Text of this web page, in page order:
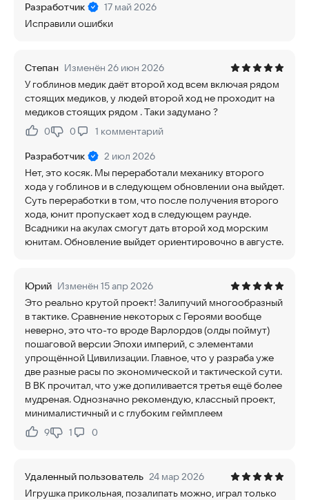
Разработчик
17 май 2026
Исправили ошибки
Степан Изменён 26 июн 2026
У гоблинов медик даёт второй ход всем включая рядом
стоящих медиков, у людей второй ход не проходит на
медиков стоящих рядом . Таки задумано ?
Нравится:
0Не нравится:
0 1 комментарий
Разработчик
2 июл 2026
Нет, это косяк. Мы переработали механику второго
хода у гоблинов и в следующем обновлении она выйдет.
Суть переработки в том, что после получения второго
хода, юнит пропускает ход в следующем раунде.
Всадники на акулах смогут дать второй ход морским
юнитам. Обновление выйдет ориентировочно в августе.
Юрий Изменён 15 апр 2026
Это реально крутой проект! Залипучий многообразный
в тактике. Сравнение некоторых с Героями вообще
неверно, это что-то вроде Варлордов (олды поймут)
пошаговой версии Эпохи империй, с элементами
упрощённой Цивилизации. Главное, что у разраба уже
две разные расы по экономической и тактической сути.
В ВК прочитал, что уже допиливается третья ещё более
мудреная. Однозначно рекомендую, классный проект,
минималистичный и с глубоким геймплеем
Нравится:
9Не нравится:
1 0
Удаленный пользователь 24 мар 2026
Игрушка прикольная, позалипать можно, играл только